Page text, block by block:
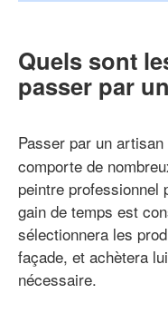
Quels sont
passer par
Passer par un artisan
comporte de
peintre professionnel
gain de temps est
sélectionnera les
façade, et achètera
nécessaire.